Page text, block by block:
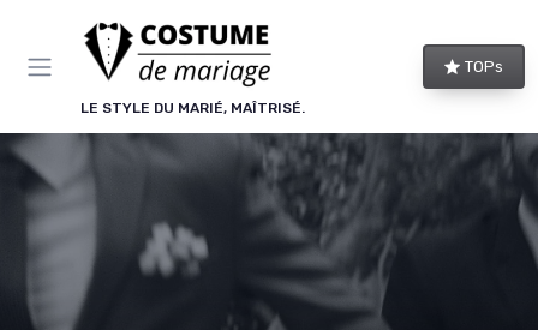
LE STYLE DU MARIÉ, MAÎTRISÉ.
TOPs